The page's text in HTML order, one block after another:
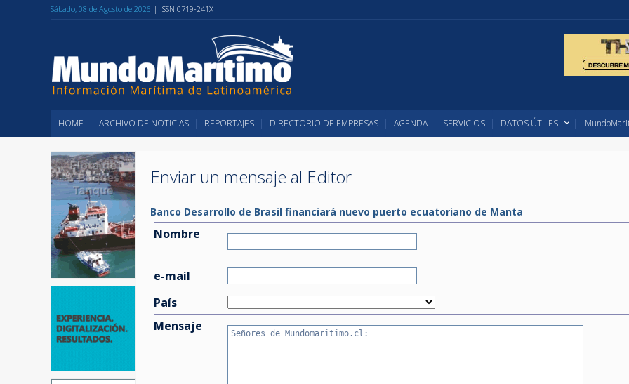
Sábado, 08 de Agosto de 2026 | ISSN 0719-241X
HOME ARCHIVO DE NOTICIAS REPORTAJES DIRECTORIO DE EMPRESAS AGENDA SERVICIOS DATOS ÚTILES
Enviar un mensaje al Editor
Banco Desarrollo de Brasil financiará nuevo puerto ecuatoriano de Manta
Nombre
e-mail
País
Mensaje